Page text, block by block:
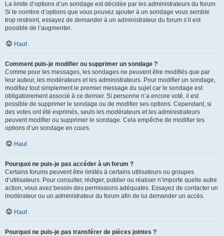
La limite d’options d’un sondage est décidée par les administrateurs du forum.
Si le nombre d’options que vous pouvez ajouter à un sondage vous semble
trop restreint, essayez de demander à un administrateur du forum s’il est
possible de l’augmenter.
Haut
Comment puis-je modifier ou supprimer un sondage ?
Comme pour les messages, les sondages ne peuvent être modifiés que par
leur auteur, les modérateurs et les administrateurs. Pour modifier un sondage,
modifiez tout simplement le premier message du sujet car le sondage est
obligatoirement associé à ce dernier. Si personne n’a encore voté, il est
possible de supprimer le sondage ou de modifier ses options. Cependant, si
des votes ont été exprimés, seuls les modérateurs et les administrateurs
peuvent modifier ou supprimer le sondage. Cela empêche de modifier les
options d’un sondage en cours.
Haut
Pourquoi ne puis-je pas accéder à un forum ?
Certains forums peuvent être limités à certains utilisateurs ou groupes
d’utilisateurs. Pour consulter, rédiger, publier ou réaliser n’importe quelle autre
action, vous avez besoin des permissions adéquates. Essayez de contacter un
modérateur ou un administrateur du forum afin de lui demander un accès.
Haut
Pourquoi ne puis-je pas transférer de pièces jointes ?